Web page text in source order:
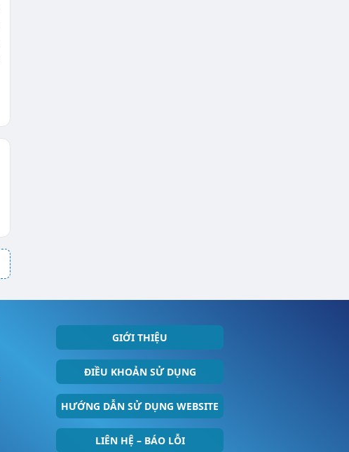
GIỚI THIỆU
ĐIỀU KHOẢN SỬ DỤNG
HƯỚNG DẪN SỬ DỤNG WEBSITE
LIÊN HỆ – BÁO LỖI